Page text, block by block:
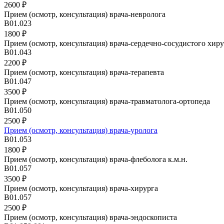
2600 ₽
Прием (осмотр, консультация) врача-невролога
B01.023
1800 ₽
Прием (осмотр, консультация) врача-сердечно-сосудистого
В01.043
2200 ₽
Прием (осмотр, консультация) врача-терапевта
B01.047
3500 ₽
Прием (осмотр, консультация) врача-травматолога-ортопеда
В01.050
2500 ₽
Прием (осмотр, консультация) врача-уролога
В01.053
1800 ₽
Прием (осмотр, консультация) врача-флеболога к.м.н.
В01.057
3500 ₽
Прием (осмотр, консультация) врача-хирурга
В01.057
2500 ₽
Прием (осмотр, консультация) врача-эндоскописта